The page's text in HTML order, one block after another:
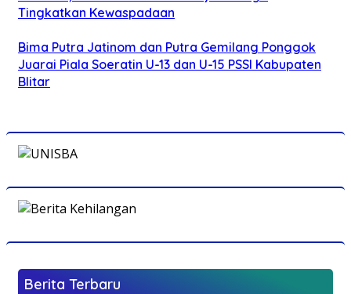
Tingkatkan Kewaspadaan
Bima Putra Jatinom dan Putra Gemilang Ponggok
Juarai Piala Soeratin U-13 dan U-15 PSSI Kabupaten
Blitar
Berita Terbaru